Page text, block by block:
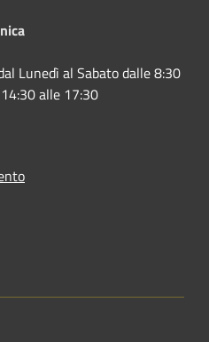
Lunedì al Sabato dalle 8:30
alle 17:30